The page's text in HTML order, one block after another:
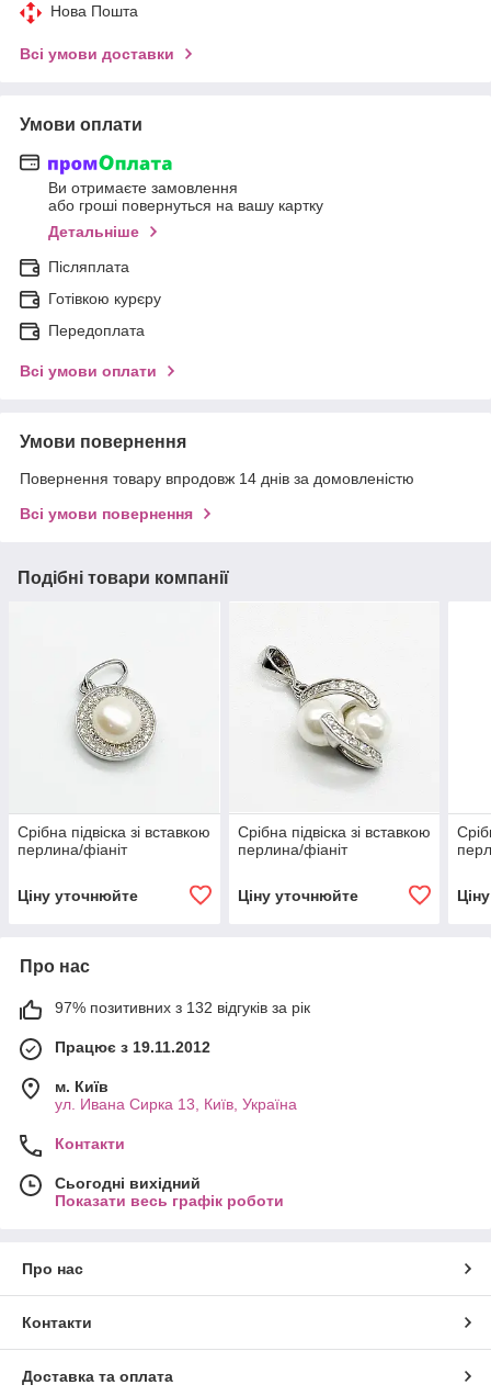
Нова Пошта
Всі умови доставки
Умови оплати
Ви отримаєте замовлення
або гроші повернуться на вашу картку
Детальніше
Післяплата
Готівкою курєру
Передоплата
Всі умови оплати
Умови повернення
Повернення товару впродовж 14 днів за домовленістю
Всі умови повернення
Подібні товари компанії
Срібна підвіска зі вставкою
перлина/фіаніт
Ціну уточнюйте
Срібна підвіска зі вставкою
перлина/фіаніт
Ціну уточнюйте
Про нас
97% позитивних з 132 відгуків за рік
Працює з 19.11.2012
м. Київ
ул. Ивана Сирка 13, Київ, Україна
Контакти
Сьогодні вихідний
Показати весь графік роботи
Про нас
Контакти
Доставка та оплата